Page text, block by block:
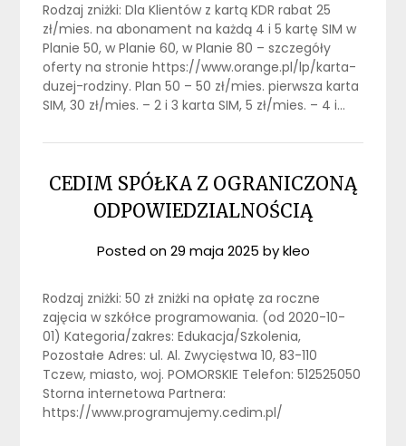
Rodzaj zniżki: Dla Klientów z kartą KDR rabat 25
zł/mies. na abonament na każdą 4 i 5 kartę SIM w
Planie 50, w Planie 60, w Planie 80 – szczegóły
oferty na stronie https://www.orange.pl/lp/karta-
duzej-rodziny. Plan 50 – 50 zł/mies. pierwsza karta
SIM, 30 zł/mies. – 2 i 3 karta SIM, 5 zł/mies. – 4 i…
CEDIM SPÓŁKA Z OGRANICZONĄ
ODPOWIEDZIALNOŚCIĄ
Posted on29 maja 2025 bykleo
Rodzaj zniżki: 50 zł zniżki na opłatę za roczne
zajęcia w szkółce programowania. (od 2020-10-
01) Kategoria/zakres: Edukacja/Szkolenia,
Pozostałe Adres: ul. Al. Zwycięstwa 10, 83-110
Tczew, miasto, woj. POMORSKIE Telefon: 512525050
Storna internetowa Partnera:
https://www.programujemy.cedim.pl/